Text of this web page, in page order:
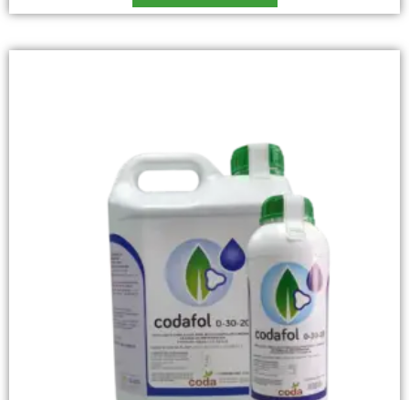
opciones
se
pueden
elegir
en
la
página
de
producto